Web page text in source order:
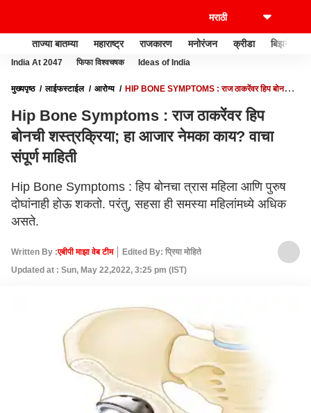
ताज्या बातम्या महाराष्ट्र राजकारण मनोरंजन क्रीडा बिझनेस
India At 2047 फिफा विश्वचषक Ideas of India
मुख्यपृष्ठ लाईफस्टाईल आरोग्य
HIP BONE SYMPTOMS : राज ठाकरेंवर हिप बोनची
Hip Bone Symptoms : राज ठाकरेंवर हिप
बोनची शस्त्रक्रिया; हा आजार नेमका काय? वाचा
संपूर्ण माहिती
Hip Bone Symptoms : हिप बोनचा त्रास महिला आणि पुरुष
दोघांनाही होऊ शकतो. परंतु, सहसा ही समस्या महिलांमध्ये अधिक
असते.
Written By :एबीपी माझा वेब टीम
Edited By: प्रिया मोहिते
Updated at : Sun, May 22,2022, 3:25 pm (IST)